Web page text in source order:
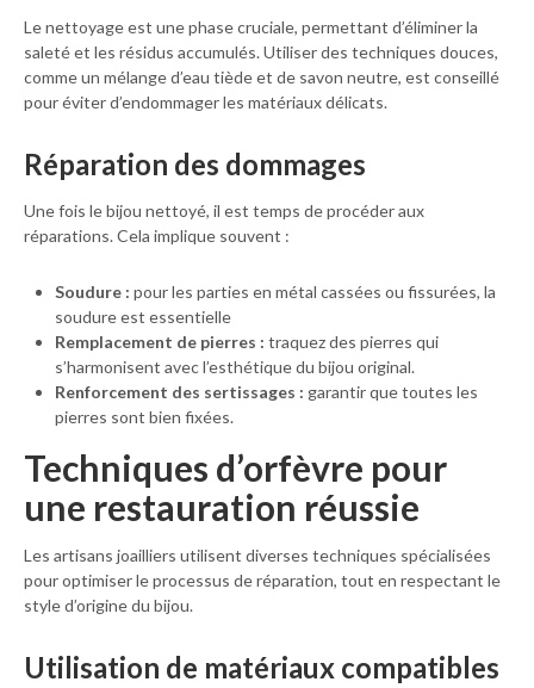
Le nettoyage est une phase cruciale, permettant d’éliminer la
saleté et les résidus accumulés. Utiliser des techniques douces,
comme un mélange d’eau tiède et de savon neutre, est conseillé
pour éviter d’endommager les matériaux délicats.
Réparation des dommages
Une fois le bijou nettoyé, il est temps de procéder aux
réparations. Cela implique souvent :
Soudure : pour les parties en métal cassées ou fissurées, la
soudure est essentielle
Remplacement de pierres : traquez des pierres qui
s’harmonisent avec l’esthétique du bijou original.
Renforcement des sertissages : garantir que toutes les
pierres sont bien fixées.
Techniques d’orfèvre pour
une restauration réussie
Les artisans joailliers utilisent diverses techniques spécialisées
pour optimiser le processus de réparation, tout en respectant le
style d’origine du bijou.
Utilisation de matériaux compatibles